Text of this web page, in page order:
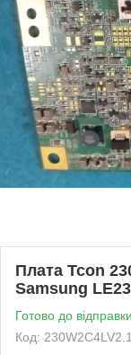
Плата Tcon
Samsung
Готово до відправки
Код: